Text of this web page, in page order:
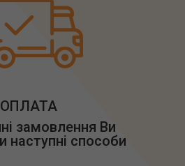
ОПЛАТА
замовлення Ви
наступні способи